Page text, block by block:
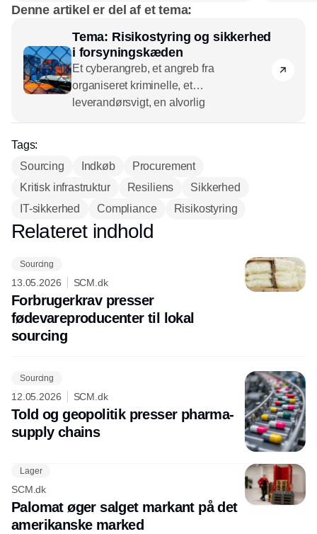
hos INOX
Denne artikel er del af et tema:
Tema: Risikostyring og sikkerhed
i forsyningskæden
Et cyberangreb, et angreb fra
organiseret kriminelle, et
leverandørsvigt, en alvorlig
negative følgevirkninger for alle parter.
Forsyningskæden er i de seneste år
blevet en åben og sårbar flanke for
virksomheder – en flanke som kræver
skærpet opmærksomhed.
Tags:
Sourcing
Indkøb
Procurement
Kritisk infrastruktur
Resiliens
Sikkerhed
IT-sikkerhed
Compliance Risikostyring
Annonce
Relateret indhold
Sourcing
13.05.2026 SCM.dk
Forbrugerkrav presser
fødevareproducenter til lokal
sourcing
Sourcing
12.05.2026 SCM.dk
Told og geopolitik presser pharma-
supply chains
Lager
SCM.dk
Palomat øger salget markant på det
amerikanske marked